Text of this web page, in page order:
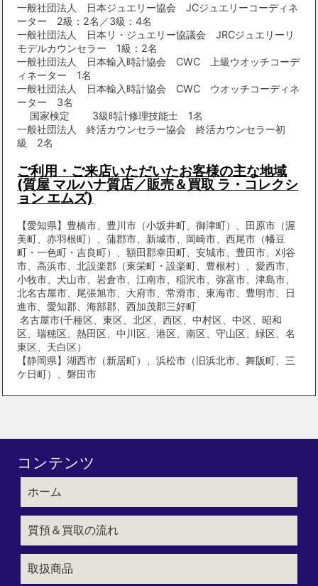
一般社団法人 日本ジュエリー協会 JCジュエリーコーディネ
ーター 2級：2名／3級：4名
一般社団法人 日本リ・ジュエリー協議会 JRCジュエリーリ
モデルカウンセラー 1級：2名
一般社団法人 日本輸入時計協会 CWC 上級ウオッチコーデ
ィネーター 1名
一般社団法人 日本輸入時計協会 CWC ウオッチコーディネ
ーター 3名
国家検定 3級時計修理技能士 1名
一般社団法人 終活カウンセラー協会 終活カウンセラー初
級 2名
ご利用・ご来店いただいたお客様の主な地域
(質屋 マルハナ質店／販売＆買取 ラ・コレクシ
ョン エムズ)
【愛知県】豊橋市、豊川市（小坂井町、御津町）、田原市（渥
美町、赤羽根町）、蒲郡市、新城市、岡崎市、西尾市（幡豆
町・一色町・吉良町）、額田郡幸田町、安城市、豊田市、刈谷
市、高浜市、北設楽郡（東栄町・設楽町、豊根村）、愛西市、
小牧市、犬山市、岩倉市、江南市、稲沢市、弥富市、津島市、
北名古屋市、尾張旭市、大府市、常滑市、東海市、豊明市、日
進市、愛知郡、海部郡、西加茂郡三好町
名古屋市(千種区、東区、北区、西区、中村区、中区、昭和
区、瑞穂区、熱田区、中川区、港区、南区、守山区、緑区、名
東区、天白区）
【静岡県】湖西市（新居町）、浜松市（旧浜北市、舞阪町、三
ケ日町）、磐田市
コンテンツ
ホーム
質預＆買取の流れ
取扱商品